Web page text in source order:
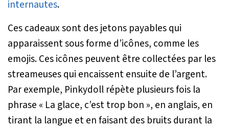
internautes.
Ces cadeaux sont des jetons payables qui
apparaissent sous forme d’icônes, comme les
emojis. Ces icônes peuvent être collectées par les
streameuses qui encaissent ensuite de l’argent.
Par exemple, Pinkydoll répète plusieurs fois la
phrase « La glace, c’est trop bon », en anglais, en
tirant la langue et en faisant des bruits durant la